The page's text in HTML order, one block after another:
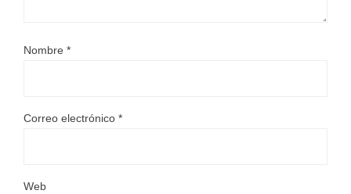
Nombre *
Correo electrónico *
Web